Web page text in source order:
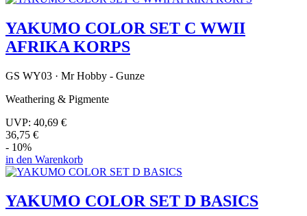
YAKUMO COLOR SET C WWII
AFRIKA KORPS
GS WY03 · Mr Hobby - Gunze
Weathering & Pigmente
UVP: 40,69 €
36,75 €
- 10%
in den Warenkorb
YAKUMO COLOR SET D BASICS